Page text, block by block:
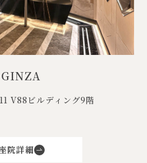
V88ビルディング9階
院詳細